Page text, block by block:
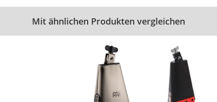
Mit ähnlichen Produkten vergleichen